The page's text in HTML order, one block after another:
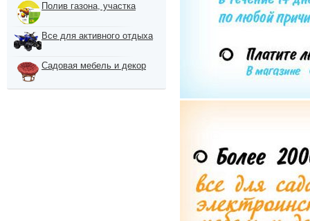
Полив газона, участка
Все для активного отдыха
Садовая мебель и декор